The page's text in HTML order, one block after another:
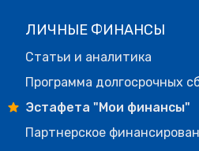
ЛИЧНЫЕ ФИНАНСЫ
Статьи и аналитика
Программа долгосрочных
Эстафета "Мои финансы"
Партнерское